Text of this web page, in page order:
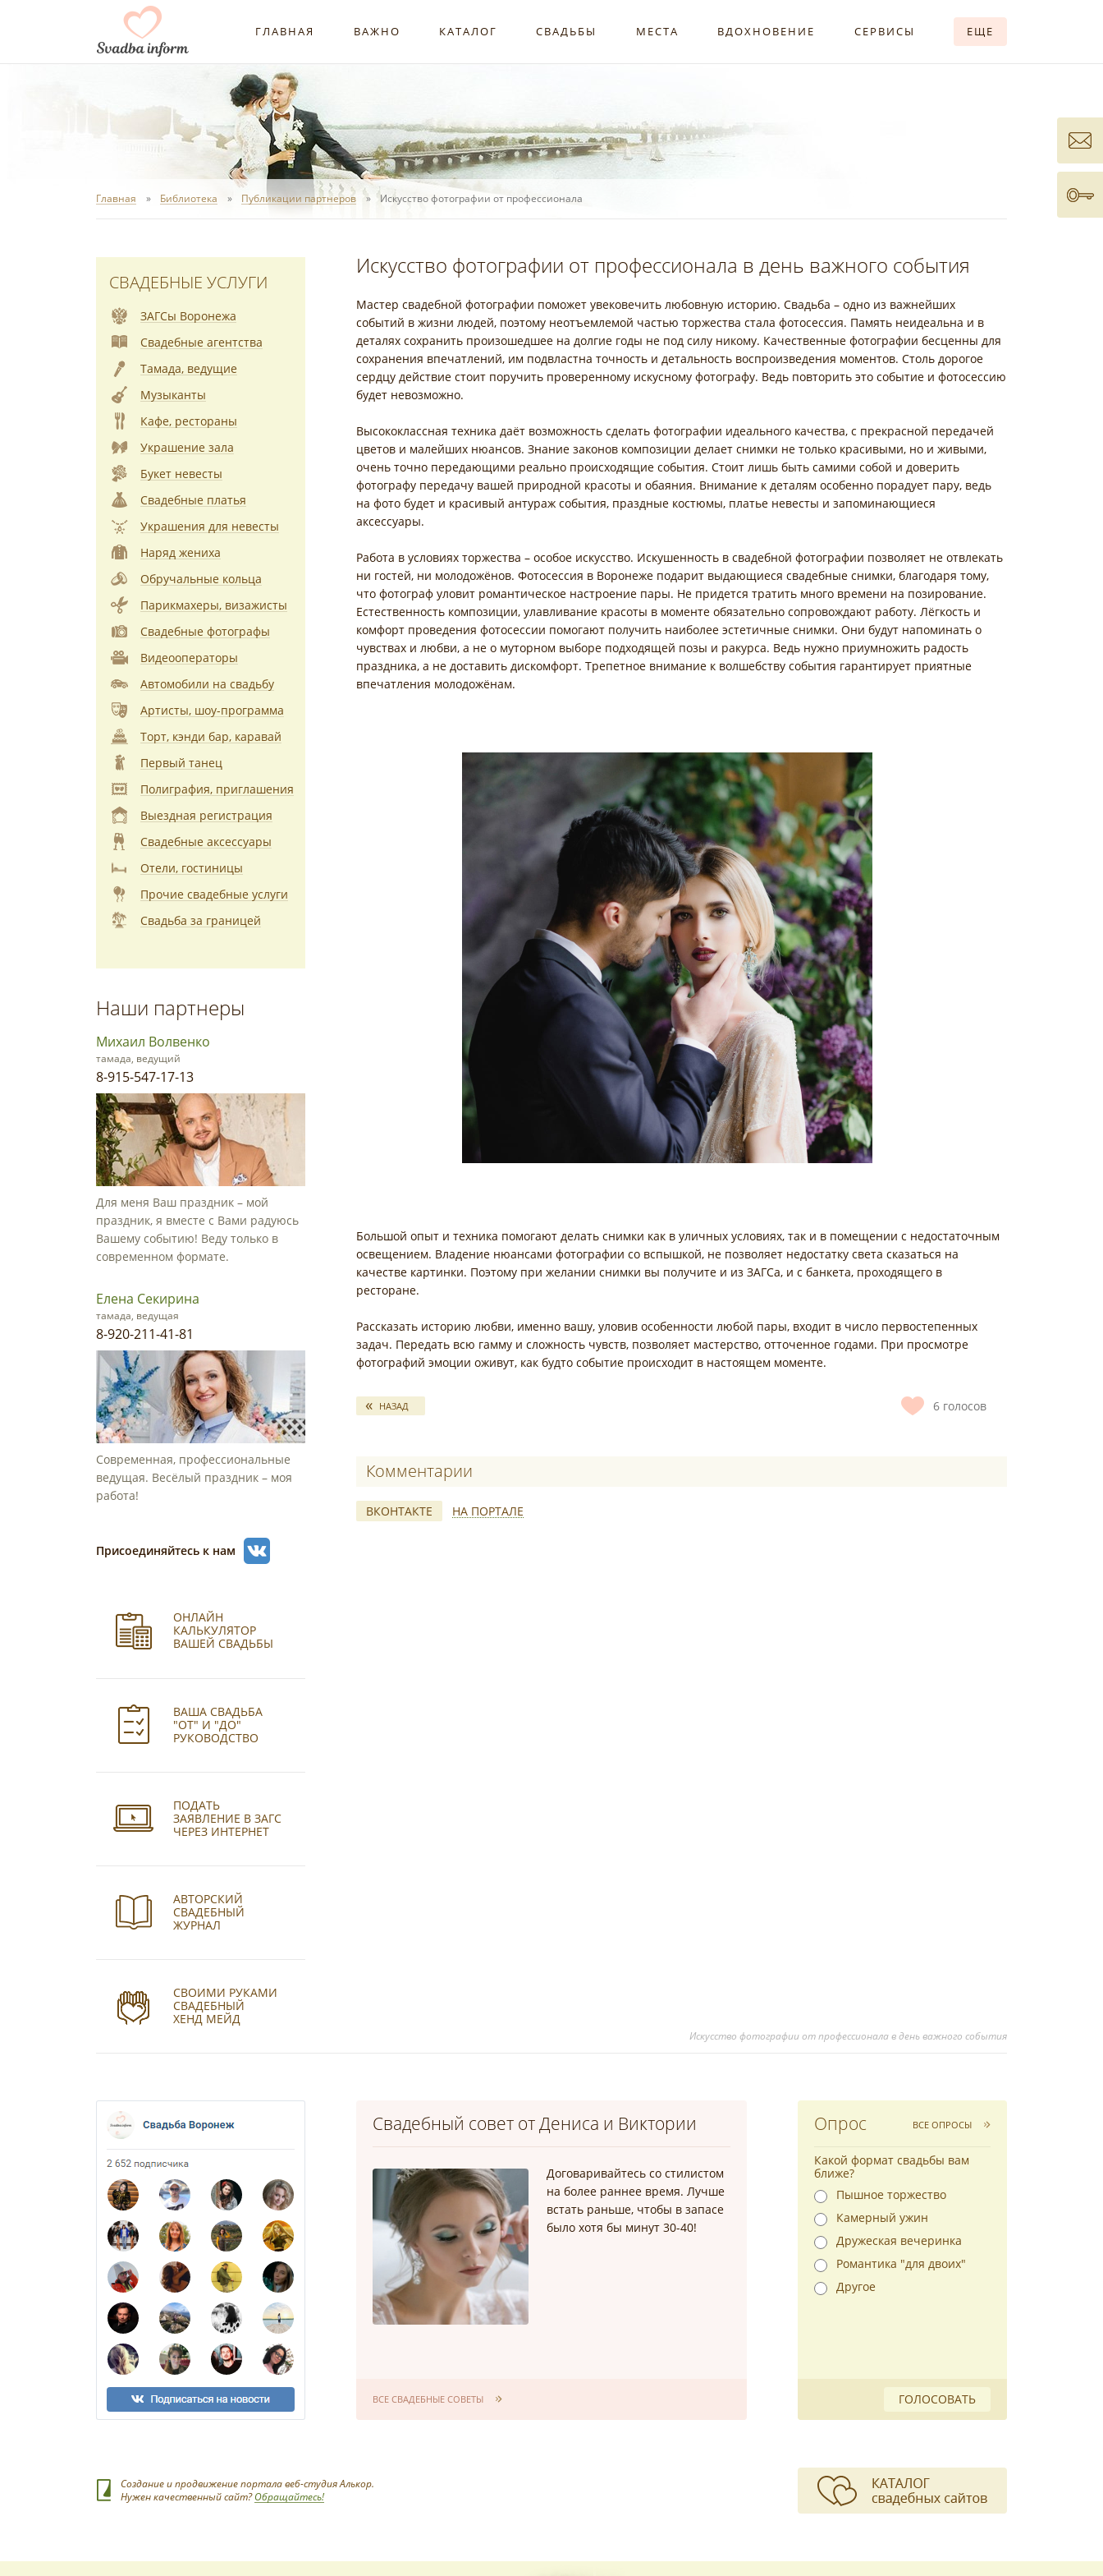
ГЛАВНАЯ ВАЖНО КАТАЛОГ СВАДЬБЫ МЕСТА ВДОХНОВЕНИЕ СЕРВИСЫ ЕЩЕ
Главная Библиотека Публикации партнеров Искусство фотографии от профессионала
Искусство фотографии от профессионала в день важного события
Мастер свадебной фотографии поможет увековечить любовную историю. Свадьба – одно из важнейших
событий в жизни людей, поэтому неотъемлемой частью торжества стала фотосессия. Память неидеальна и в
деталях сохранить произошедшее на долгие годы не под силу никому. Качественные фотографии бесценны для
сохранения впечатлений, им подвластна точность и детальность воспроизведения моментов. Столь дорогое
сердцу действие стоит поручить проверенному искусному фотографу. Ведь повторить это событие и фотосессию
будет невозможно.
Высококлассная техника даёт возможность сделать фотографии идеального качества, с прекрасной передачей
цветов и малейших нюансов. Знание законов композиции делает снимки не только красивыми, но и живыми,
очень точно передающими реально происходящие события. Стоит лишь быть самими собой и доверить
фотографу передачу вашей природной красоты и обаяния. Внимание к деталям особенно порадует пару, ведь
на фото будет и красивый антураж события, праздные костюмы, платье невесты и запоминающиеся
аксессуары.
Работа в условиях торжества – особое искусство. Искушенность в свадебной фотографии позволяет не отвлекать
ни гостей, ни молодожёнов. Фотосессия в Воронеже подарит выдающиеся свадебные снимки, благодаря тому,
что фотограф уловит романтическое настроение пары. Не придется тратить много времени на позирование.
Естественность композиции, улавливание красоты в моменте обязательно сопровождают работу. Лёгкость и
комфорт проведения фотосессии помогают получить наиболее эстетичные снимки. Они будут напоминать о
чувствах и любви, а не о муторном выборе подходящей позы и ракурса. Ведь нужно приумножить радость
праздника, а не доставить дискомфорт. Трепетное внимание к волшебству события гарантирует приятные
впечатления молодожёнам.
Большой опыт и техника помогают делать снимки как в уличных условиях, так и в помещении с недостаточным
освещением. Владение нюансами фотографии со вспышкой, не позволяет недостатку света сказаться на
качестве картинки. Поэтому при желании снимки вы получите и из ЗАГСа, и с банкета, проходящего в
ресторане.
Рассказать историю любви, именно вашу, уловив особенности любой пары, входит в число первостепенных
задач. Передать всю гамму и сложность чувств, позволяет мастерство, отточенное годами. При просмотре
фотографий эмоции оживут, как будто событие происходит в настоящем моменте.
6голосов
НАЗАД
Комментарии
ВКОНТАКТЕ НА ПОРТАЛЕ
Искусство фотографии от профессионала в день важного события
СВАДЕБНЫЕ УСЛУГИ
ЗАГСы Воронежа
Свадебные агентства
Тамада, ведущие
Музыканты
Кафе, рестораны
Украшение зала
Букет невесты
Свадебные платья
Украшения для невесты
Наряд жениха
Обручальные кольца
Парикмахеры, визажисты
Свадебные фотографы
Видеооператоры
Автомобили на свадьбу
Артисты, шоу-программа
Торт, кэнди бар, каравай
Первый танец
Полиграфия, приглашения
Выездная регистрация
Свадебные аксессуары
Отели, гостиницы
Прочие свадебные услуги
Свадьба за границей
Наши партнеры
Михаил Волвенко
тамада, ведущий
8-915-547-17-13
Для меня Ваш праздник – мой
праздник, я вместе с Вами радуюсь
Вашему событию! Веду только в
современном формате.
Елена Секирина
тамада, ведущая
8-920-211-41-81
Современная, профессиональные
ведущая. Весёлый праздник – моя
работа!
Присоединяйтесь к нам
ОНЛАЙН
КАЛЬКУЛЯТОР
ВАШЕЙ СВАДЬБЫ
ВАША СВАДЬБА
"ОТ" И "ДО"
РУКОВОДСТВО
ПОДАТЬ
ЗАЯВЛЕНИЕ В ЗАГС
ЧЕРЕЗ ИНТЕРНЕТ
АВТОРСКИЙ
СВАДЕБНЫЙ
ЖУРНАЛ
СВОИМИ РУКАМИ
СВАДЕБНЫЙ
ХЕНД МЕЙД
Свадебный совет от Дениса и Виктории
Договаривайтесь со стилистом
на более раннее время. Лучше
встать раньше, чтобы в запасе
было хотя бы минут 30-40!
ВСЕ СВАДЕБНЫЕ СОВЕТЫ
Опрос ВСЕ ОПРОСЫ
Какой формат свадьбы вам
ближе?
Пышное торжество
Камерный ужин
Дружеская вечеринка
Романтика "для двоих"
Другое
ГОЛОСОВАТЬ
Создание и продвижение портала веб-студия Алькор.
Нужен качественный сайт?Обращайтесь!